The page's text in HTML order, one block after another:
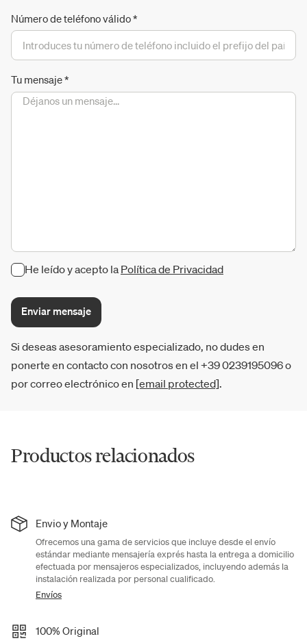
Número de teléfono válido*
Tu mensaje*
He leído y acepto la Política de Privacidad
Enviar mensaje
Si deseas asesoramiento especializado, no dudes en
ponerte en contacto con nosotros en el +39 0239195096 o
por correo electrónico en [email protected].
Productos relacionados
Envio y Montaje
Ofrecemos una gama de servicios que incluye desde el envío
estándar mediante mensajería exprés hasta la entrega a domicilio
efectuada por mensajeros especializados, incluyendo además la
instalación realizada por personal cualificado.
Envíos
100% Original